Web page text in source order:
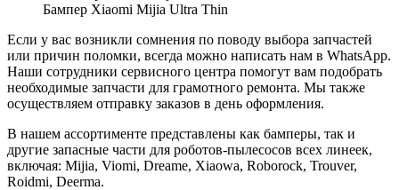
Бампер Xiaomi Mijia Ultra Thin
Если у вас возникли сомнения по поводу выбора запчастей
или причин поломки, всегда можно написать нам в WhatsApp.
Наши сотрудники сервисного центра помогут вам подобрать
необходимые запчасти для грамотного ремонта. Мы также
осуществляем отправку заказов в день оформления.
В нашем ассортименте представлены как бамперы, так и
другие запасные части для роботов-пылесосов всех линеек,
включая: Mijia, Viomi, Dreame, Xiaowa, Roborock, Trouver,
Roidmi, Deerma.